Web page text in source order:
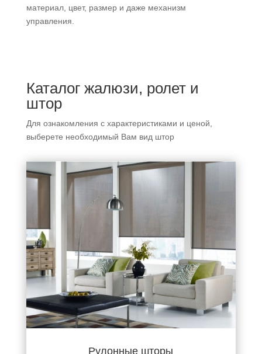
материал, цвет, размер и даже механизм
управления.
Каталог жалюзи, ролет и
штор
Для ознакомления с характеристиками и ценой,
выберете необходимый Вам вид штор
Рулонные шторы